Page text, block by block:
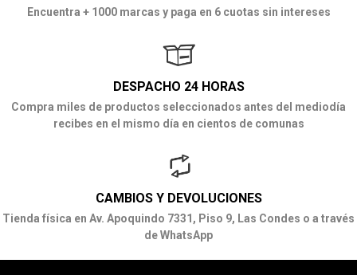
Encuentra + 1000 marcas y paga en 6 cuotas sin intereses
DESPACHO 24 HORAS
Compra miles de productos seleccionados antes del mediodía
recibes en el mismo día en cientos de comunas
CAMBIOS Y DEVOLUCIONES
Tienda física en Av. Apoquindo 7331, Piso 9, Las Condes o a través
de WhatsApp